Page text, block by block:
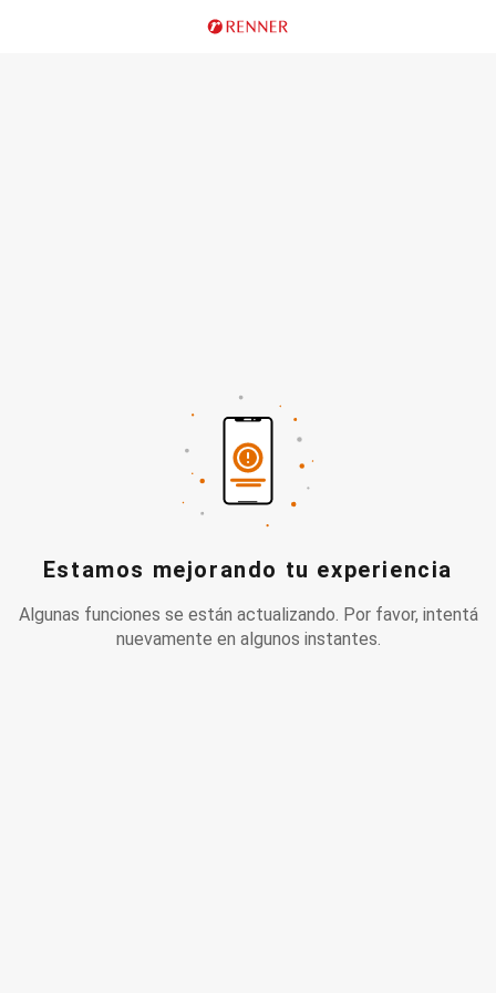
Estamos mejorando tu experiencia
Algunas funciones se están actualizando. Por favor, intentá
nuevamente en algunos instantes.